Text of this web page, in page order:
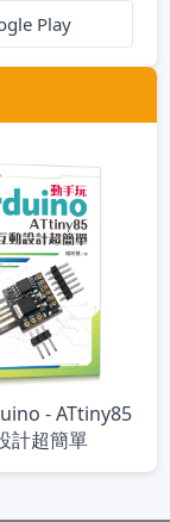
Play
- ATtiny85
計超簡單